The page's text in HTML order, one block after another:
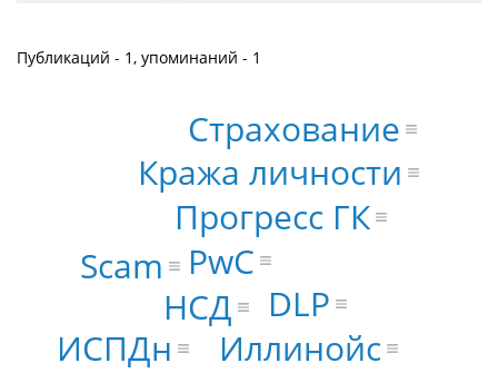
Публикаций - 1, упоминаний - 1
PwC
Прогресс ГК
НСД
DLP
ИСПДн
Scam
Кража личности
Иллинойс
Страхование